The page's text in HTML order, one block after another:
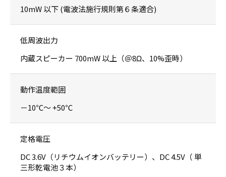
10mW 以下 (電波法施行規則第６条適合)
低周波出力
内蔵スピーカー 700mW 以上（＠8Ω、10%歪時）
動作温度範囲
－10℃～ +50℃
定格電圧
DC 3.6V（リチウムイオンバッテリー）、DC 4.5V（ 単
三形乾電池３本）